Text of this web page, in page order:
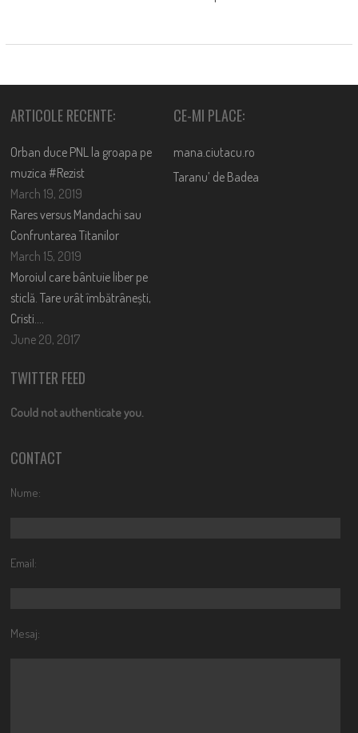
ARTICOLE RECENTE:
Orban duce PNL la groapa pe
muzica #Rezist
March 19, 2019
Rares versus Mandachi sau
Confruntarea Titanilor
March 15, 2019
Moroiul care bântuie liber pe
sticlă. Tare urât îmbătrânești,
Cristi….
June 20, 2017
CE-MI PLACE:
mana.ciutacu.ro
Taranu’ de Badea
TWITTER FEED
Could not authenticate you.
CONTACT
Nume:
Email:
Mesaj: